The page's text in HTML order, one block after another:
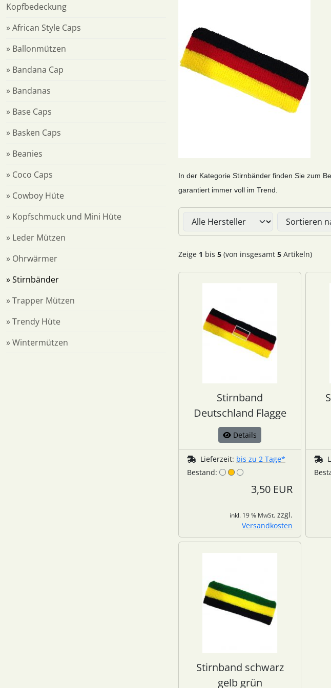
Kopfbedeckung
» African Style Caps
» Ballonmützen
» Bandana Cap
» Bandanas
» Base Caps
» Basken Caps
» Beanies
» Coco Caps
» Cowboy Hüte
» Kopfschmuck und Mini Hüte
» Leder Mützen
» Ohrwärmer
» Stirnbänder
» Trapper Mützen
» Trendy Hüte
» Wintermützen
In der Kategorie Stirnbänder finden Sie zum
garantiert immer voll im Trend.
Zeige 1 bis 5 (von insgesamt 5 Artikeln)
Stirnband
Deutschland Flagge
Details
Lieferzeit: bis zu 2 Tage*
Bestand:
3,50 EUR
inkl. 19 % MwSt. zzgl.
Versandkosten
Stirnband schwarz
gelb grün